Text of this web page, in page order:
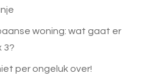
woning: wat gaat er
3?
per ongeluk over!